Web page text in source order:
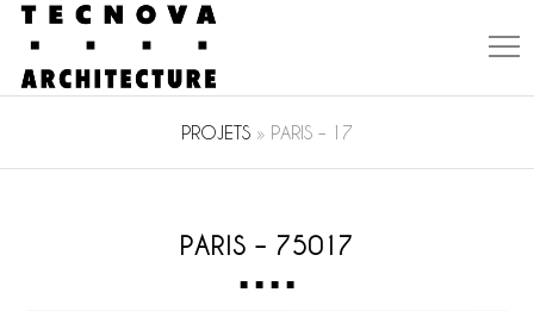
PROJETS » PARIS – 17
PARIS – 75017